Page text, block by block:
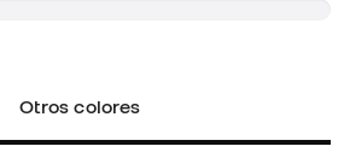
Otros colores